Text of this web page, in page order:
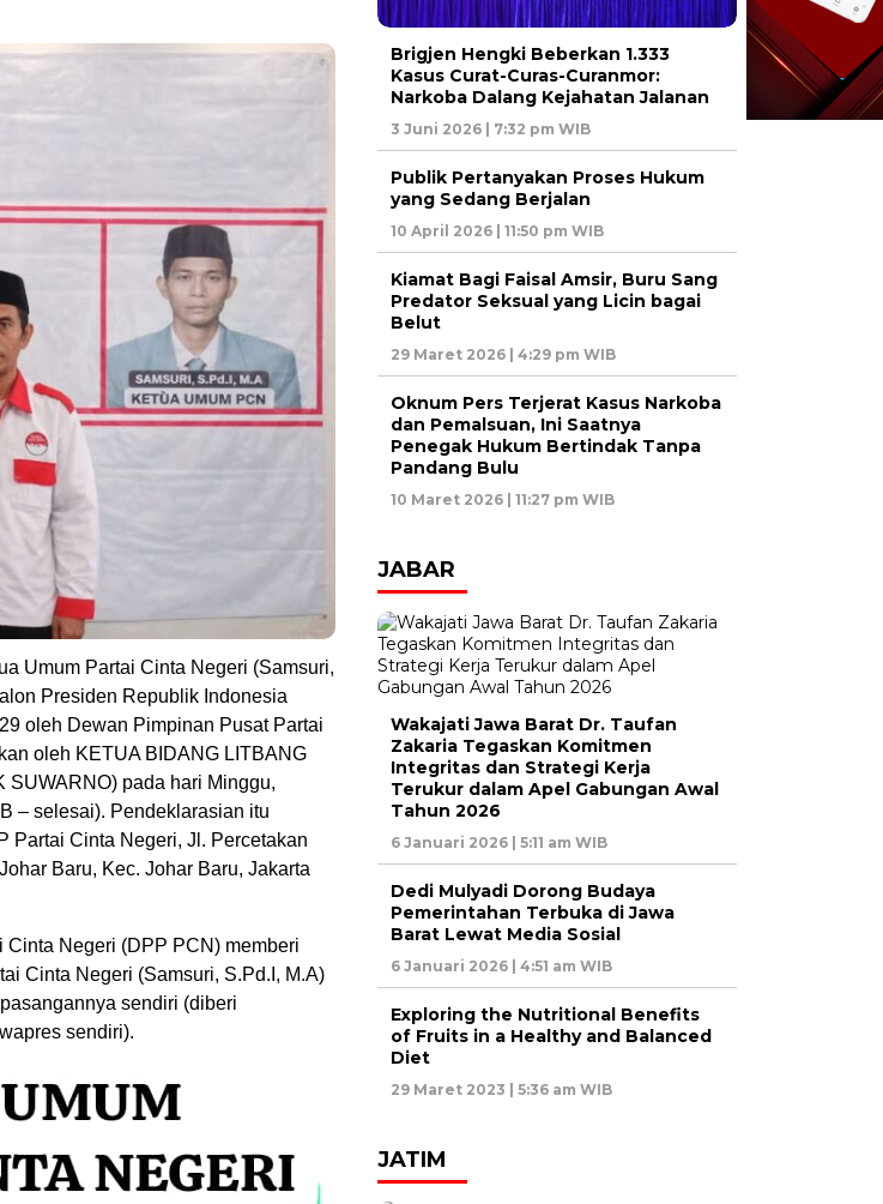
Umum Partai Cinta Negeri (Samsuri,
Presiden Republik Indonesia
oleh Dewan Pimpinan Pusat Partai
oleh KETUA BIDANG LITBANG
SUWARNO) pada hari Minggu,
– selesai). Pendeklarasian itu
Partai Cinta Negeri, Jl. Percetakan
Baru, Kec. Johar Baru, Jakarta
Negeri (DPP PCN) memberi
Cinta Negeri (Samsuri, S.Pd.I, M.A)
sendiri (diberi
sendiri).
Brigjen Hengki Beberkan 1.333
Kasus Curat-Curas-Curanmor:
Narkoba Dalang Kejahatan Jalanan
3 Juni 2026 | 7:32 pm WIB
Publik Pertanyakan Proses Hukum
yang Sedang Berjalan
10 April 2026 | 11:50 pm WIB
Kiamat Bagi Faisal Amsir, Buru Sang
Predator Seksual yang Licin bagai
Belut
29 Maret 2026 | 4:29 pm WIB
Oknum Pers Terjerat Kasus Narkoba
dan Pemalsuan, Ini Saatnya
Penegak Hukum Bertindak Tanpa
Pandang Bulu
10 Maret 2026 | 11:27 pm WIB
JABAR
Wakajati Jawa Barat Dr. Taufan
Zakaria Tegaskan Komitmen
Integritas dan Strategi Kerja
Terukur dalam Apel Gabungan Awal
Tahun 2026
6 Januari 2026 | 5:11 am WIB
Dedi Mulyadi Dorong Budaya
Pemerintahan Terbuka di Jawa
Barat Lewat Media Sosial
6 Januari 2026 | 4:51 am WIB
Exploring the Nutritional Benefits
of Fruits in a Healthy and Balanced
Diet
29 Maret 2023 | 5:36 am WIB
JATIM